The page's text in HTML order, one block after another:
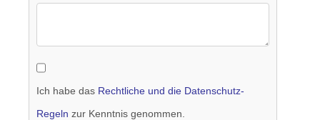
Ich habe das Rechtliche und die Datenschutz-
Regeln zur Kenntnis genommen.